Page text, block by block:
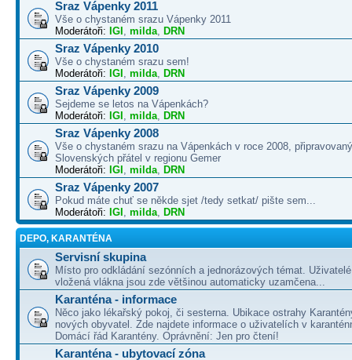
Sraz Vápenky 2011
Vše o chystaném srazu Vápenky 2011
Moderátoři: IGI , milda, DRN
Sraz Vápenky 2010
Vše o chystaném srazu sem!
Moderátoři: IGI , milda, DRN
Sraz Vápenky 2009
Sejdeme se letos na Vápenkách?
Moderátoři: IGI , milda, DRN
Sraz Vápenky 2008
Vše o chystaném srazu na Vápenkách v roce 2008,
Slovenských přátel v regionu Gemer
Moderátoři: IGI , milda, DRN
Sraz Vápenky 2007
Pokud máte chuť se někde sjet /tedy setkat/ pište sem...
Moderátoři: IGI , milda, DRN
DEPO, KARANTÉNA
Servisní skupina
Místo pro odkládání sezónních a jednorázových témat.
vložená vlákna jsou zde většinou automaticky uzamčena...
Karanténa - informace
Něco jako lékařský pokoj, či sesterna. Ubikace ostrahy
nových obyvatel. Zde najdete informace o uživatelích v
Domácí řád Karantény. Oprávnění: Jen pro čtení!
Karanténa - ubytovací zóna